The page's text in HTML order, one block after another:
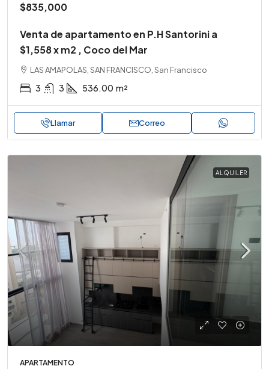
$835,000
Venta de apartamento en P.H Santorini a
$1,558 x m2 , Coco del Mar
LAS AMAPOLAS, SAN FRANCISCO, San Francisco
3 3 536.00 m²
Llamar Correo
ALQUILER
APARTAMENTO